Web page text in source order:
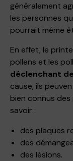
généralement
les personnes
pourrait même
En effet, le
pollens et les
déclenchant
cause, ils
bien connus
savoir :
des plaques
des
des lésions.